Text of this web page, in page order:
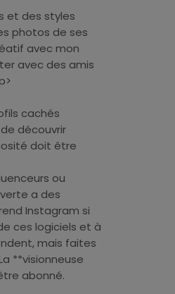
et des styles
photos de ses
avec mon
avec des amis
cachés
découvrir
doit être
ou
a des
Instagram si
ces logiciels et à
mais faites
**visionneuse
abonné.